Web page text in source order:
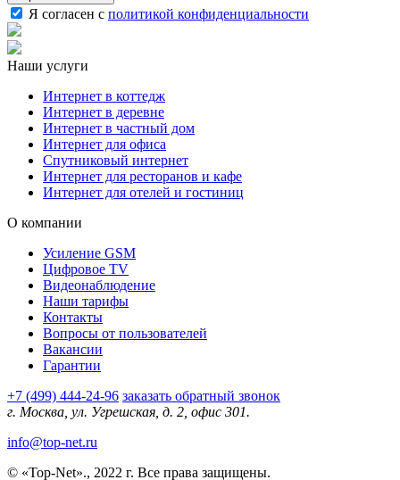
Я согласен с политикой конфиденциальности
Наши услуги
Интернет в коттедж
Интернет в деревне
Интернет в частный дом
Интернет для офиса
Спутниковый интернет
Интернет для ресторанов и кафе
Интернет для отелей и гостиниц
О компании
Усиление GSM
Цифровое TV
Видеонаблюдение
Наши тарифы
Контакты
Вопросы от пользователей
Вакансии
Гарантии
+7 (499) 444-24-96 заказать обратный звонок
г. Москва, ул. Угрешская, д. 2, офис 301.
info@top-net.ru
© «Top-Net»., 2022 г. Все права защищены.